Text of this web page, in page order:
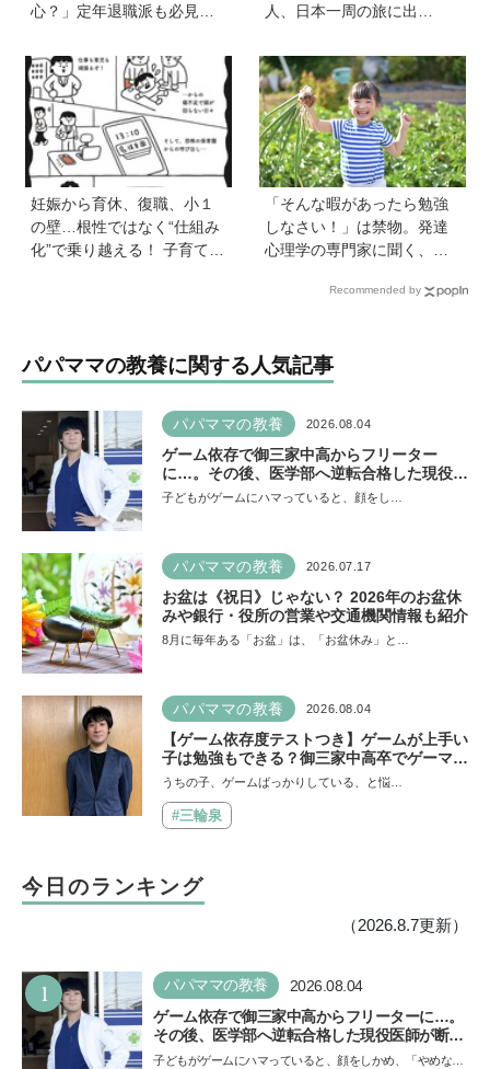
心？」定年退職派も必見！
ロが解説【連載第13回】
人、日本一周の旅に出
きっかけに、新たな一歩を
踏み出した教師夫妻の決断
妊娠から育休、復職、小１
の壁…根性ではなく“仕組み
化”で乗り越える！ 子育ても
「そんな暇があったら勉強
しなさい！」は禁物。発達
心理学の専門家に聞く、
方」と「親のNG行動」
Recommended by
パパママの教養に関する人気記事
パパママの教養 2026.08.04
ゲーム依存で御三家中高からフリーター
に…。その後、医学部へ逆転合格した現役医
師が断言「ゲームの経験が受験勉強に役立っ
子どもがゲームにハマっていると、顔をし…
パパママの教養 2026.07.17
お盆は《祝日》じゃない？ 2026年のお盆休
みや銀行・役所の営業や交通機関情報も紹介
8月に毎年ある「お盆」は、「お盆休み」と…
パパママの教養 2026.08.04
【ゲーム依存度テストつき】ゲームが上手い
子は勉強もできる？御三家中高卒でゲーマー
の医師・阿部智史さんが教えるゲームしなが
うちの子、ゲームばっかりしている、と悩…
#三輪泉
今日のランキング
（2026.8.7更新）
1 パパママの教養 2026.08.04
ゲーム依存で御三家中高からフリーターに…。
その後、医学部へ逆転合格した現役医師が断言
「ゲームの経験が受験勉強に役立った」そう考
子どもがゲームにハマっていると、顔をしかめ、「やめなさ